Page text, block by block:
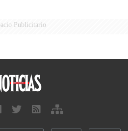
Publicitario